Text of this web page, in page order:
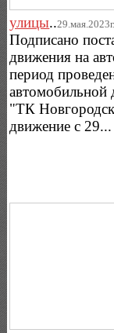
улицы..
Подписано
движения на
период
"ТК
движение с 29...